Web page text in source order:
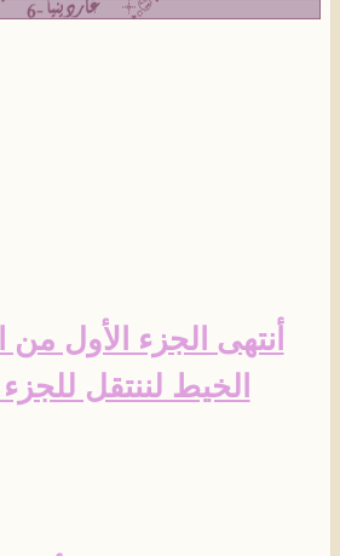
أنتهى الجزء الأول
الخيط لننتقل